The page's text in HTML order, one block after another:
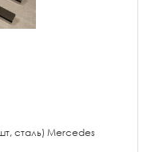
сталь) Mercedes